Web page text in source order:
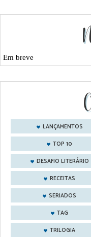
Em breve
LANÇAMENTOS
TOP 10
DESAFIO LITERÁRIO
RECEITAS
SERIADOS
TAG
TRILOGIA